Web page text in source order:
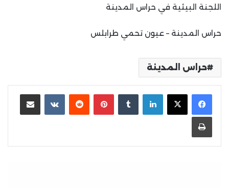
اللجنة البيئية في حراس المدينة
حراس المدينة – عيون تحمي طرابلس
حراس المدينة
لينكدإن بينتيريست مشاركة عبر البريد
طباعة